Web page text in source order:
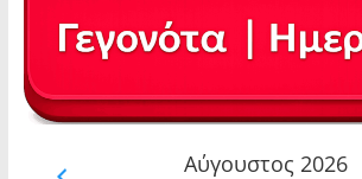
Αύγουστος 2026